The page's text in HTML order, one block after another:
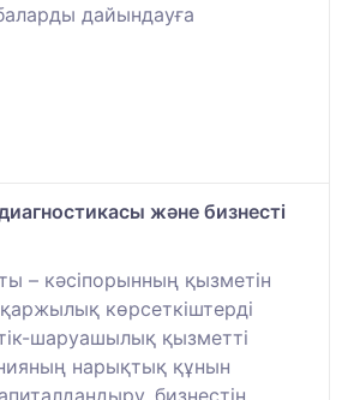
дайындауға
және бизнесті
– кәсіпорынның қызметін
қаржылық көрсеткіштерді
шаруашылық қызметті
нарықтық құнын